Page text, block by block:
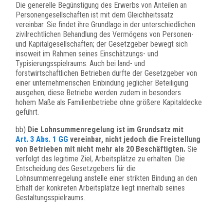
Die generelle Begünstigung des Erwerbs von Anteilen an
Personengesellschaften ist mit dem Gleichheitssatz
vereinbar. Sie findet ihre Grundlage in der unterschiedlichen
zivilrechtlichen Behandlung des Vermögens von Personen-
und Kapitalgesellschaften; der Gesetzgeber bewegt sich
insoweit im Rahmen seines Einschätzungs- und
Typisierungsspielraums. Auch bei land- und
forstwirtschaftlichen Betrieben durfte der Gesetzgeber von
einer unternehmerischen Einbindung jeglicher Beteiligung
ausgehen; diese Betriebe werden zudem in besonders
hohem Maße als Familienbetriebe ohne größere Kapitaldecke
geführt.
bb) Die Lohnsummenregelung ist im Grundsatz mit
Art. 3 Abs. 1 GG vereinbar, nicht jedoch die Freistellung
von Betrieben mit nicht mehr als 20 Beschäftigten. Sie
verfolgt das legitime Ziel, Arbeitsplätze zu erhalten. Die
Entscheidung des Gesetzgebers für die
Lohnsummenregelung anstelle einer strikten Bindung an den
Erhalt der konkreten Arbeitsplätze liegt innerhalb seines
Gestaltungsspielraums.